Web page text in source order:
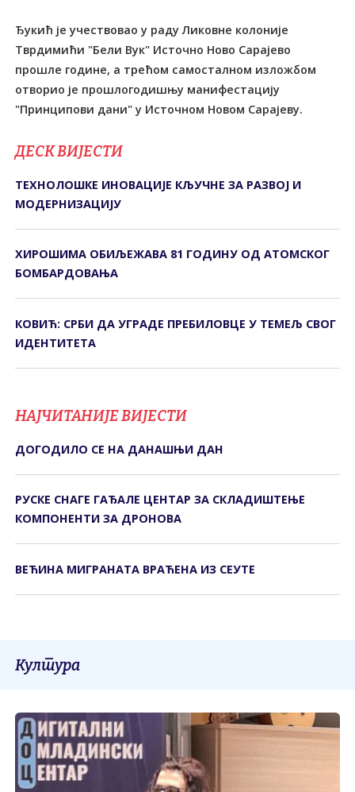
Ђукић је учествовао у раду Ликовне колоније
Тврдимићи "Бели Вук" Источно Ново Сарајево
прошле године, а трећом самосталном изложбом
отворио је прошлогодишњу манифестацију
"Принципови дани" у Источном Новом Сарајеву.
ДЕСК ВИЈЕСТИ
ТЕХНОЛОШКЕ ИНОВАЦИЈЕ КЉУЧНЕ ЗА РАЗВОЈ И
МОДЕРНИЗАЦИЈУ
ХИРОШИМА ОБИЉЕЖАВА 81 ГОДИНУ ОД АТОМСКОГ
БОМБАРДОВАЊА
КОВИЋ: СРБИ ДА УГРАДЕ ПРЕБИЛОВЦЕ У ТЕМЕЉ СВОГ
ИДЕНТИТЕТА
НАЈЧИТАНИЈЕ ВИЈЕСТИ
ДОГОДИЛО СЕ НА ДАНАШЊИ ДАН
РУСКЕ СНАГЕ ГАЂАЛЕ ЦЕНТАР ЗА СКЛАДИШТЕЊЕ
КОМПОНЕНТИ ЗА ДРОНОВА
ВЕЋИНА МИГРАНАТА ВРАЋЕНА ИЗ СЕУТЕ
Култура